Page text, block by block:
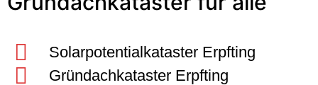
Solarpotentialkataster Erpfting
Gründachkataster Erpfting